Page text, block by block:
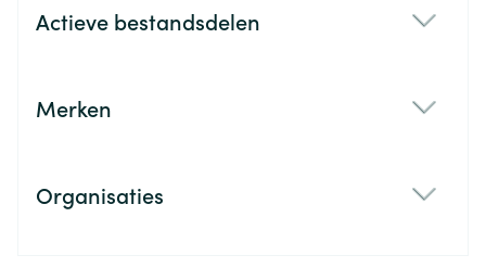
Actieve bestandsdelen
Merken
Organisaties